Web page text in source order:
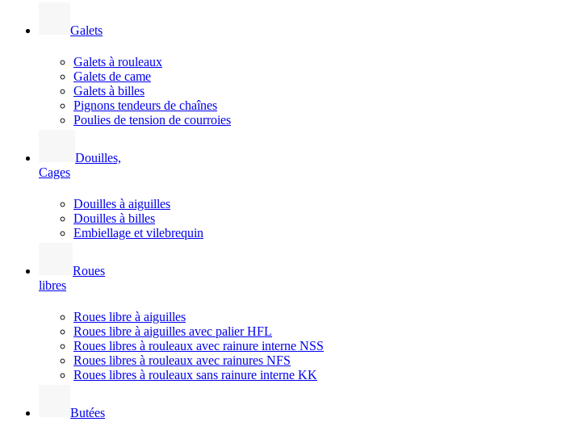
Galets
Galets à rouleaux
Galets de came
Galets à billes
Pignons tendeurs de chaînes
Poulies de tension de courroies
Douilles,
Cages
Douilles à aiguilles
Douilles à billes
Embiellage et vilebrequin
Roues
libres
Roues libre à aiguilles
Roues libre à aiguilles avec palier HFL
Roues libres à rouleaux avec rainure interne NSS
Roues libres à rouleaux avec rainures NFS
Roues libres à rouleaux sans rainure interne KK
Butées